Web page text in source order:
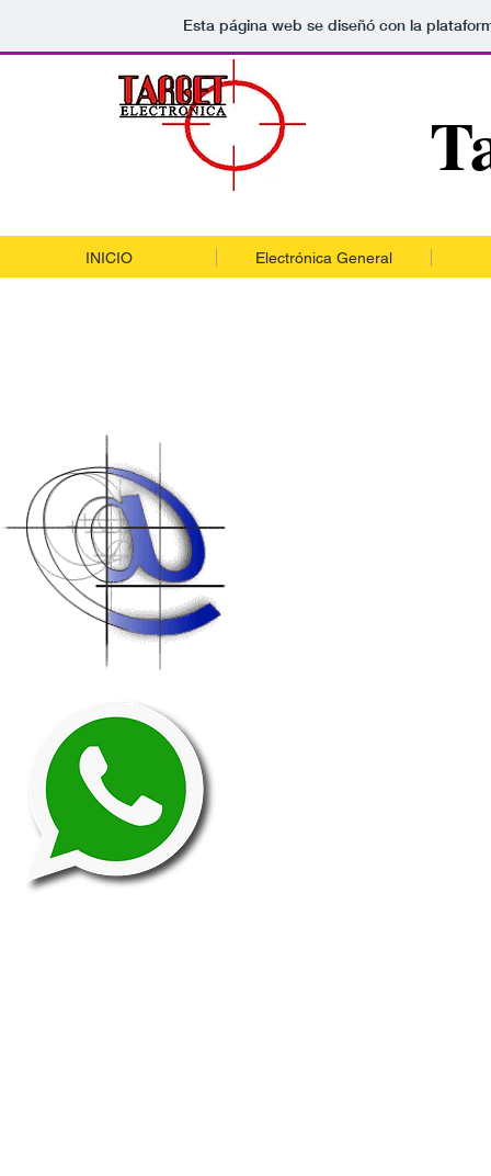
Esta página web se diseñó con la
INICIO Electrónica General